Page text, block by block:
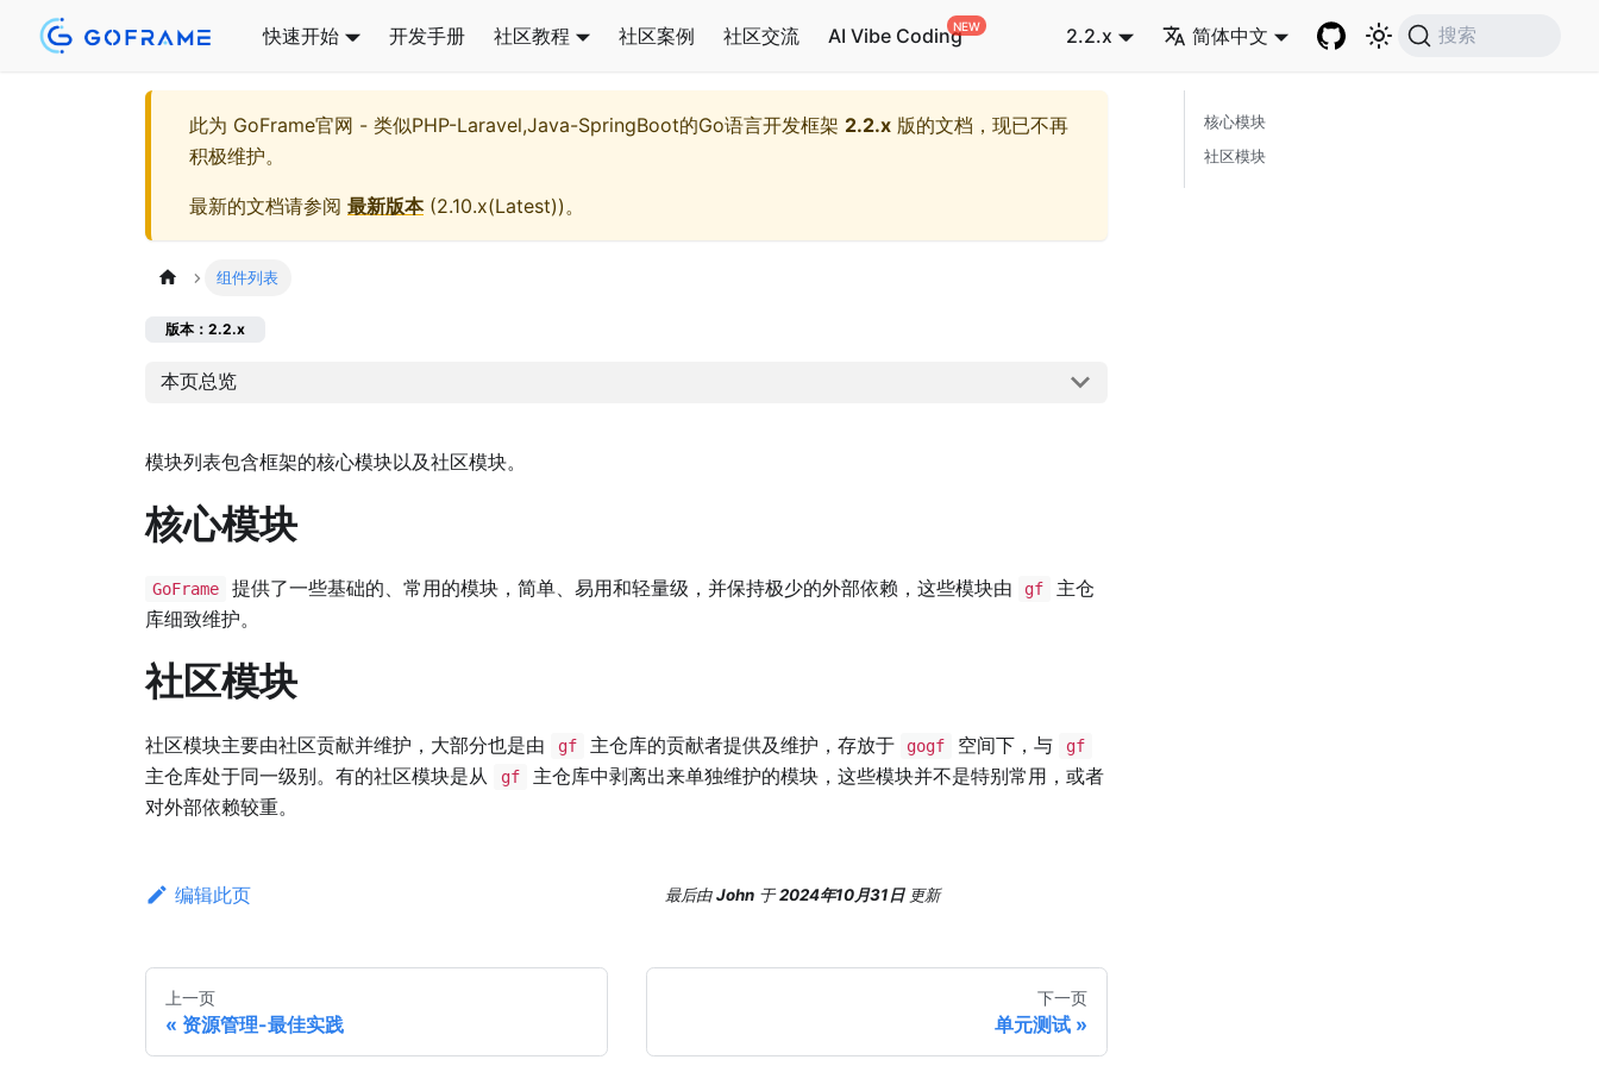
快速开始 开发手册 社区教程 社区案例 社区交流 AI Vibe Coding 2.2.x 简体中文 搜索
此为 GoFrame官网 - 类似PHP-Laravel,Java-SpringBoot的Go语言开发框架 2.2.x 版的文档，现已不再
积极维护。
最新的文档请参阅 最新版本(2.10.x(Latest))。
组件列表
版本：2.2.x
本页总览
模块列表包含框架的核心模块以及社区模块。
核心模块
GoFrame 提供了一些基础的、常用的模块，简单、易用和轻量级，并保持极少的外部依赖，这些模块由 gf
主仓
库细致维护。
社区模块
社区模块主要由社区贡献并维护，大部分也是由 gf 主仓库的贡献者提供及维护，存放于 gogf 空间下，与 gf
主仓库处于同一级别。有的社区模块是从 gf
主仓库中剥离出来单独维护的模块，这些模块并不是特别常用，或者
对外部依赖较重。
编辑此页 最后由John 于2024年10月31日 更新
上一页
资源管理-最佳实践
下一页
单元测试
核心模块
社区模块